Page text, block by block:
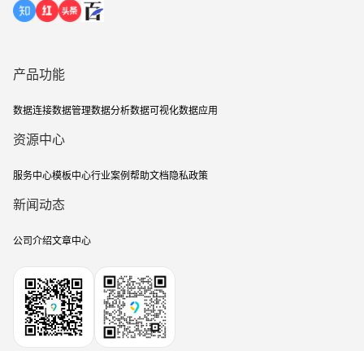
产品功能
数据连接数据管理数据分析数据可视化数据应用
资源中心
服务中心模板中心行业案例帮助文档隐私政策
新闻动态
公司介绍文章中心